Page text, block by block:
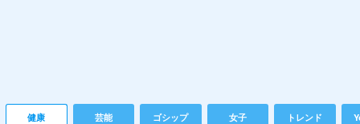
健康 芸能 ゴシップ 女子 トレンド